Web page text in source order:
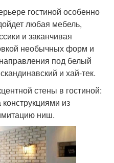
гостиной особенно
любая мебель,
и заканчивая
необычных форм и
под белый
и хай-тек.
стены в гостиной:
из
ниш.